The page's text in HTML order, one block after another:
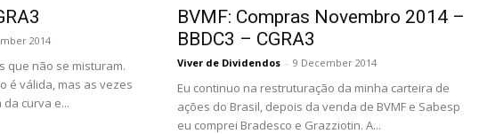
2014
que não se misturam.
é válida, mas as vezes
curva e...
BVMF: Compras Novembro 2014 –
BBDC3 – CGRA3
Viver de Dividendos - 9 December 2014
Eu continuo na restruturação da minha carteira de
ações do Brasil, depois da venda de BVMF e Sabesp
eu comprei Bradesco e Grazziotin. A...